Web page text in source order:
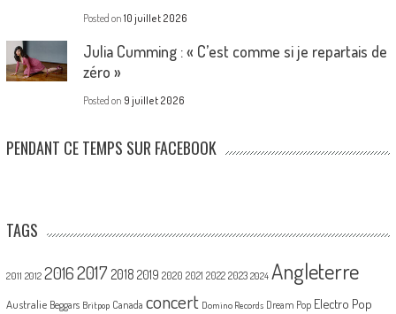
Posted on 10 juillet 2026
Julia Cumming : « C’est comme si je repartais de
zéro »
Posted on 9 juillet 2026
PENDANT CE TEMPS SUR FACEBOOK
TAGS
2011 2012 20162017 2018 2019 2020 2021 2022 2023 2024 Angleterre
Australie Beggars Britpop Canada concert Domino Records Dream Pop Electro Pop